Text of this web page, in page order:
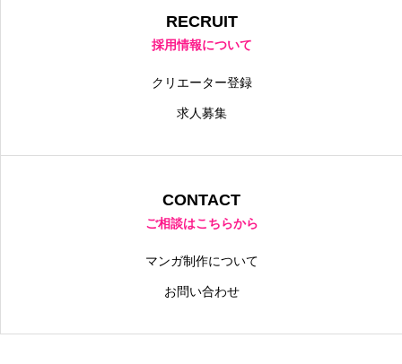
RECRUIT
採用情報について
クリエーター登録
求人募集
CONTACT
ご相談はこちらから
マンガ制作について
お問い合わせ